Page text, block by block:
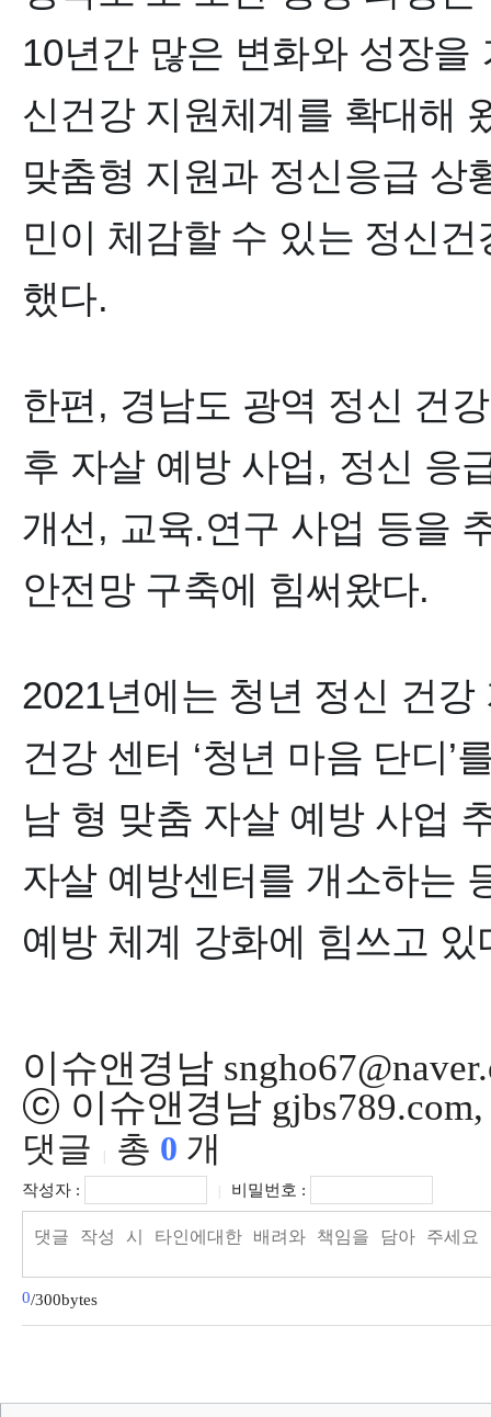
10년간 많은 변화와 성장을
신건강 지원체계를 확대해
맞춤형 지원과 정신응급 상
민이 체감할 수 있는 정신
했다.
한편 , 경남도 광역 정신 건
후 자살 예방 사업 , 정신 응
개선 , 교육.연구 사업 등을
안전망 구축에 힘써왔다.
2021년에는 청년 정신 건
건강 센터 ‘청년 마음 단디’
남 형 맞춤 자살 예방 사업
자살 예방센터를 개소하는
예방 체계 강화에 힘쓰고 있
이슈앤경남
ⓒ 이슈앤경남
댓글 총 0 개
작성자 : 비밀번호 :
0/300bytes